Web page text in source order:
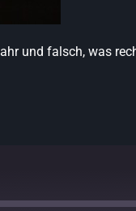
und falsch, was